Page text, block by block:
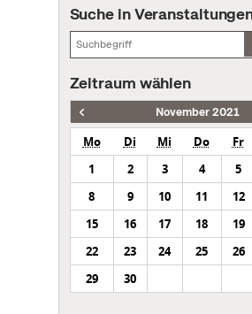
Suche in
Zeitraum wählen
November 2021
Mo Di Mi Do Fr
1
2 3 4 5
8
9 10 11 12
15
16 17 18 19
22
23 24 25 26
29
30